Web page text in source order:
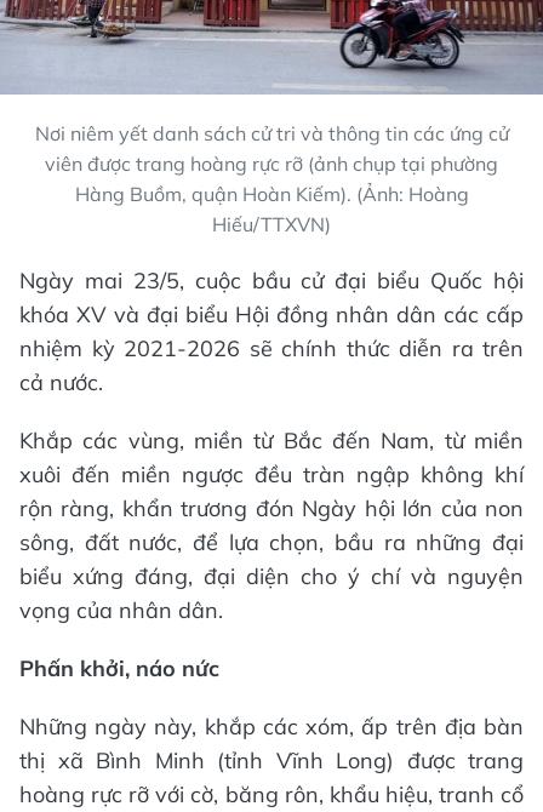
Nơi niêm yết danh sách cử tri và thông tin các ứng cử
viên được trang hoàng rực rỡ (ảnh chụp tại phường
Hàng Buồm, quận Hoàn Kiếm). (Ảnh: Hoàng
Hiếu/TTXVN)
Ngày mai 23/5, cuộc bầu cử đại biểu Quốc hội
khóa XV và đại biểu Hội đồng nhân dân các cấp
nhiệm kỳ 2021-2026 sẽ chính thức diễn ra trên
cả nước.
Khắp các vùng, miền từ Bắc đến Nam, từ miền
xuôi đến miền ngược đều tràn ngập không khí
rộn ràng, khẩn trương đón Ngày hội lớn của non
sông, đất nước, để lựa chọn, bầu ra những đại
biểu xứng đáng, đại diện cho ý chí và nguyện
vọng của nhân dân.
Phấn khởi, náo nức
Những ngày này, khắp các xóm, ấp trên địa bàn
thị xã Bình Minh (tỉnh Vĩnh Long) được trang
hoàng rực rỡ với cờ, băng rôn, khẩu hiệu, tranh cổ